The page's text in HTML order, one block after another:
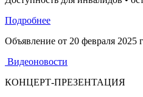
Подробнее
Объявление от 20 февраля 2025
Видеоновости
КОНЦЕРТ-ПРЕЗЕНТАЦИЯ